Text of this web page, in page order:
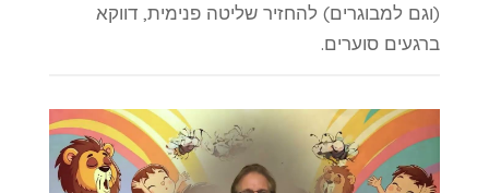
(וגם למבוגרים) להחזיר שליטה פנימית, דווקא
ברגעים סוערים.